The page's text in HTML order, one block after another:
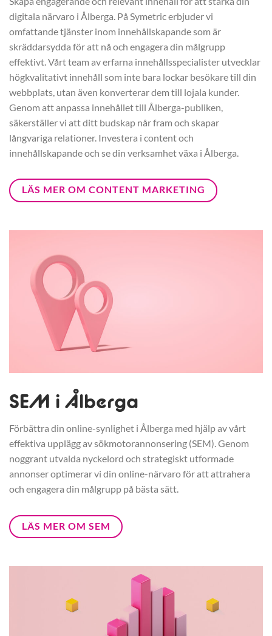
digitala närvaro i Ålberga. På Symetric erbjuder vi
omfattande tjänster inom innehållskapande som är
skräddarsydda för att nå och engagera din målgrupp
effektivt. Vårt team av erfarna innehållsspecialister utvecklar
högkvalitativt innehåll som inte bara lockar besökare till din
webbplats, utan även konverterar dem till lojala kunder.
Genom att anpassa innehållet till Ålberga-publiken,
säkerställer vi att ditt budskap når fram och skapar
långvariga relationer. Investera i content och
innehållskapande och se din verksamhet växa i Ålberga.
LÄS MER OM CONTENT MARKETING
SEM i Ålberga
Förbättra din online-synlighet i Ålberga med hjälp av vårt
effektiva upplägg av sökmotorannonsering (SEM). Genom
noggrant utvalda nyckelord och strategiskt utformade
annonser optimerar vi din online-närvaro för att attrahera
och engagera din målgrupp på bästa sätt.
LÄS MER OM SEM